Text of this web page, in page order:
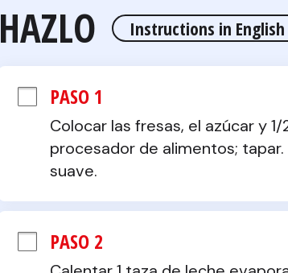
HAZLO Instructions in English
PASO 1
Colocar las fresas, el azúcar y
procesador de alimentos;
suave.
PASO 2